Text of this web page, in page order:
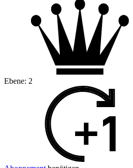
Ebene: 2